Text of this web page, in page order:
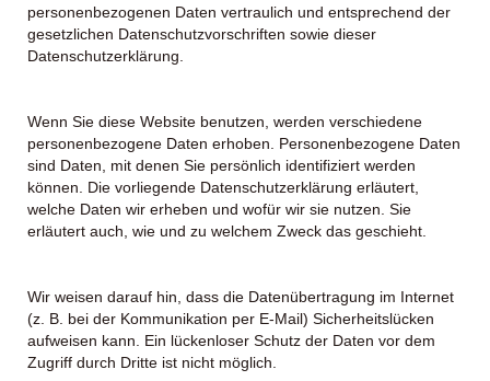
personenbezogenen Daten vertraulich und entsprechend der
gesetzlichen Datenschutzvorschriften sowie dieser
Datenschutzerklärung.
Wenn Sie diese Website benutzen, werden verschiedene
personenbezogene Daten erhoben. Personenbezogene Daten
sind Daten, mit denen Sie persönlich identifiziert werden
können. Die vorliegende Datenschutzerklärung erläutert,
welche Daten wir erheben und wofür wir sie nutzen. Sie
erläutert auch, wie und zu welchem Zweck das geschieht.
Wir weisen darauf hin, dass die Datenübertragung im Internet
(z. B. bei der Kommunikation per E-Mail) Sicherheitslücken
aufweisen kann. Ein lückenloser Schutz der Daten vor dem
Zugriff durch Dritte ist nicht möglich.